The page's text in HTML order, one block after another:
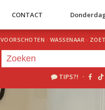
CONTACT
VOORSCHOTEN · WASSENAAR ·
TIPS?! ·
uur